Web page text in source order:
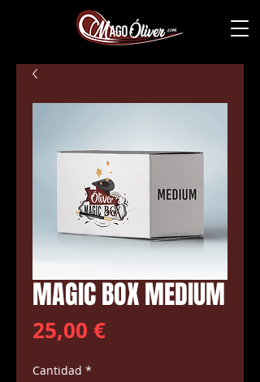
MAGIC BOX MEDIUM
25,00 €Precio
Cantidad *